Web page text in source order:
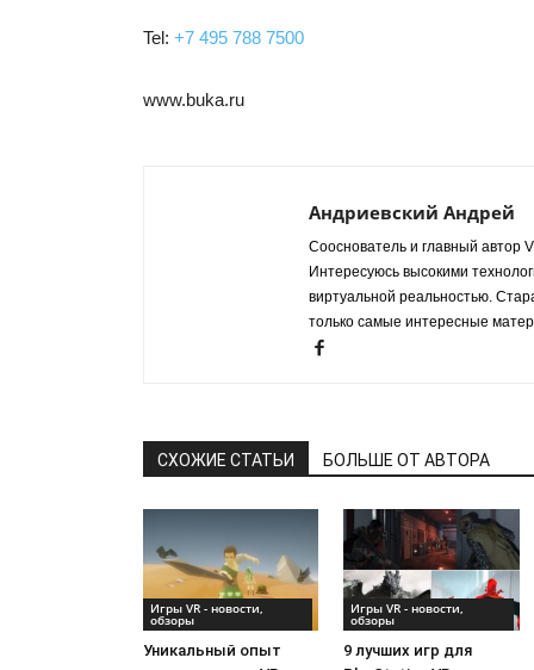
Tel: +7 495 788 7500
www.buka.ru
Андриевский Андрей
Сооснователь и главный автор
Интересуюсь высокими
виртуальной реальностью.
только самые интересные
СХОЖИЕ СТАТЬИ БОЛЬШЕ ОТ АВТОРА
Игры VR - новости,
обзоры
Уникальный опыт
Игры VR - новости,
обзоры
9 лучших игр для